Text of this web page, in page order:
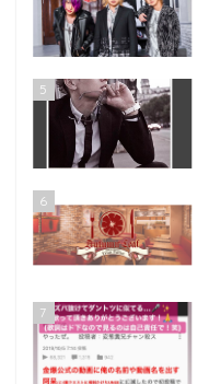
5
6
7